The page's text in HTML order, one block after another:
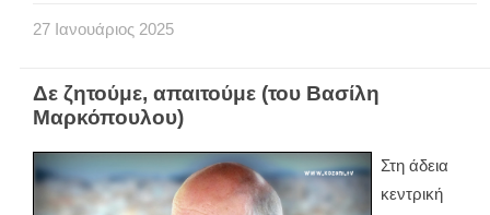
27 Ιανουάριος 2025
Δε ζητούμε, απαιτούμε (του Βασίλη
Μαρκόπουλου)
Στη άδεια
κεντρική